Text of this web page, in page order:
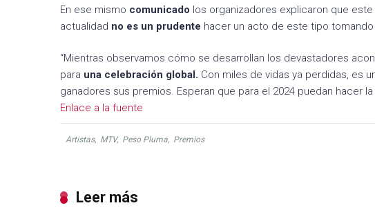
En ese mismo comunicado los organizadores explicaron que
actualidad no es un prudente hacer un acto de este tipo
“Mientras observamos cómo se desarrollan los devastadores
para una celebración global. Con miles de vidas ya perdidas, es
ganadores sus premios. Esperan que para el 2024 puedan hacer
Enlace a la fuente
Artistas, MTV, Peso Pluma, Premios
Leer más